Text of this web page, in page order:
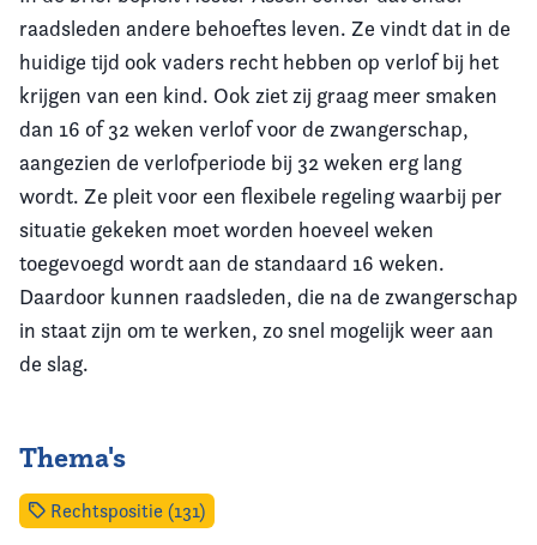
raadsleden andere behoeftes leven. Ze vindt dat in de
huidige tijd ook vaders recht hebben op verlof bij het
krijgen van een kind. Ook ziet zij graag meer smaken
dan 16 of 32 weken verlof voor de zwangerschap,
aangezien de verlofperiode bij 32 weken erg lang
wordt. Ze pleit voor een flexibele regeling waarbij per
situatie gekeken moet worden hoeveel weken
toegevoegd wordt aan de standaard 16 weken.
Daardoor kunnen raadsleden, die na de zwangerschap
in staat zijn om te werken, zo snel mogelijk weer aan
de slag.
Thema's
Rechtspositie (131)